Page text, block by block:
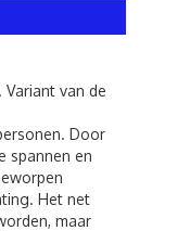
van de
Door
spannen en
Het net
maar